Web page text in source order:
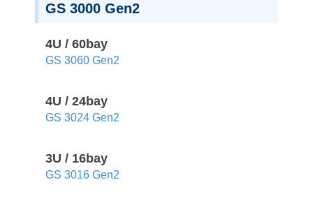
GS 3000 Gen2
4U / 60bay
GS 3060 Gen2
4U / 24bay
GS 3024 Gen2
3U / 16bay
GS 3016 Gen2